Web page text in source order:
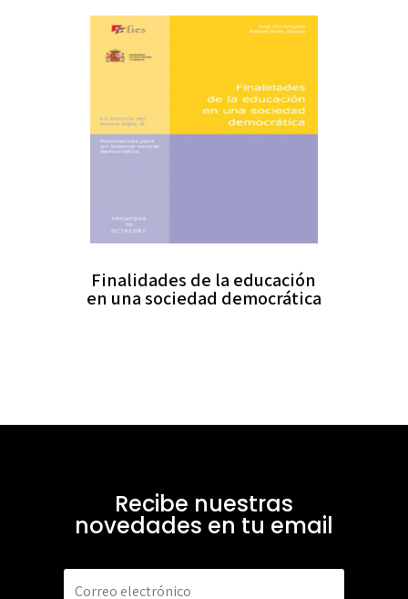
Finalidades de la educación
en una sociedad democrática
Recibe nuestras
novedades en tu email